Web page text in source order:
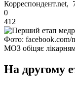
Корреспондент.net,
0
412
Фото: facebook.com/
МОЗ обіцяє
На другому